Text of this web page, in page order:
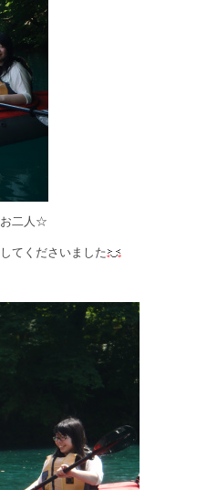
お二人☆
てくださいました